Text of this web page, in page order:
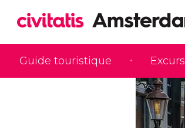
Guide touristique